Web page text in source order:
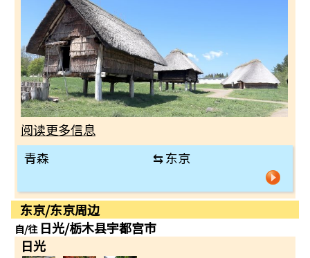
阅读更多信息
青森
⇆东京
东京/东京周边
自/往 日光/栃木县宇都宫市
日光